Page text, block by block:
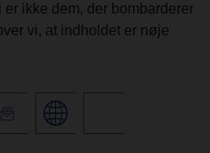
ikke dem, der bombarderer
vi, at indholdet er nøje